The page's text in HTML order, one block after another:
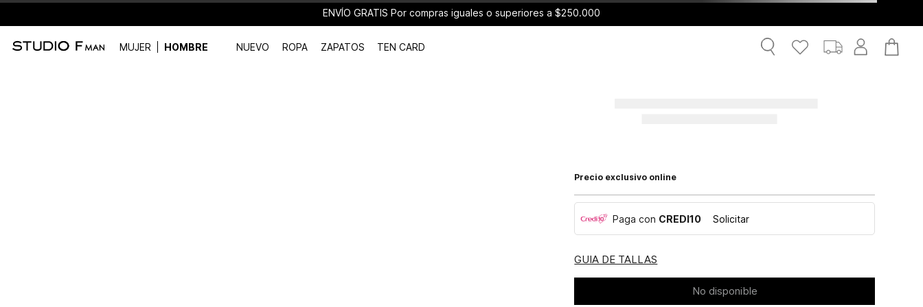
ENVÍO GRATIS Por compras iguales o superiores a $250.000
MUJER HOMBRE NUEVO ROPA ZAPATOS TEN CARD
Precio exclusivo online
Paga con CREDI10 Solicitar
GUIA DE TALLAS
No disponible